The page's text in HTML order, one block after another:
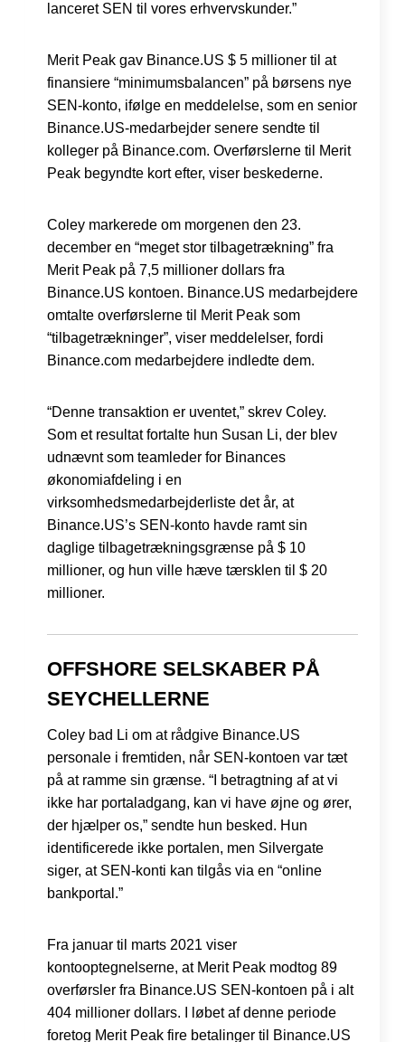
lanceret SEN til vores erhvervskunder.”
Merit Peak gav Binance.US $ 5 millioner til at
finansiere “minimumsbalancen” på børsens nye
SEN-konto, ifølge en meddelelse, som en senior
Binance.US-medarbejder senere sendte til
kolleger på Binance.com. Overførslerne til Merit
Peak begyndte kort efter, viser beskederne.
Coley markerede om morgenen den 23.
december en “meget stor tilbagetrækning” fra
Merit Peak på 7,5 millioner dollars fra
Binance.US kontoen. Binance.US medarbejdere
omtalte overførslerne til Merit Peak som
“tilbagetrækninger”, viser meddelelser, fordi
Binance.com medarbejdere indledte dem.
“Denne transaktion er uventet,” skrev Coley.
Som et resultat fortalte hun Susan Li, der blev
udnævnt som teamleder for Binances
økonomiafdeling i en
virksomhedsmedarbejderliste det år, at
Binance.US’s SEN-konto havde ramt sin
daglige tilbagetrækningsgrænse på $ 10
millioner, og hun ville hæve tærsklen til $ 20
millioner.
OFFSHORE SELSKABER PÅ
SEYCHELLERNE
Coley bad Li om at rådgive Binance.US
personale i fremtiden, når SEN-kontoen var tæt
på at ramme sin grænse. “I betragtning af at vi
ikke har portaladgang, kan vi have øjne og ører,
der hjælper os,” sendte hun besked. Hun
identificerede ikke portalen, men Silvergate
siger, at SEN-konti kan tilgås via en “online
bankportal.”
Fra januar til marts 2021 viser
kontooptegnelserne, at Merit Peak modtog 89
overførsler fra Binance.US SEN-kontoen på i alt
404 millioner dollars. I løbet af denne periode
foretog Merit Peak fire betalinger til Binance.US